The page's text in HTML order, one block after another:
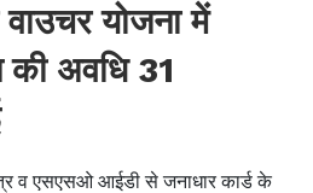
योजना में
अवधि 31
व एसएसओ आईडी से जनाधार कार्ड के